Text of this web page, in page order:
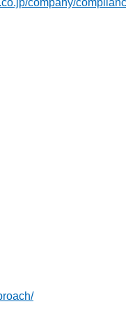
company/